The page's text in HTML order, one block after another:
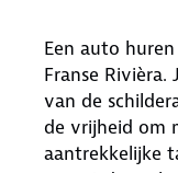
Een auto
Franse
van de
de vrijheid om
aantrekkelijke